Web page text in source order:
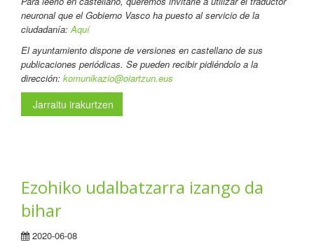
neuronal que el Gobierno Vasco ha puesto al servicio de la
ciudadanía:Aquí
El ayuntamiento dispone de versiones en castellano de sus
publicaciones periódicas. Se pueden recibir pidiéndolo a la
dirección: komunikazio@oiartzun.eus
Jarraitu irakurtzen
Ezohiko udalbatzarra izango da
bihar
2020-06-08